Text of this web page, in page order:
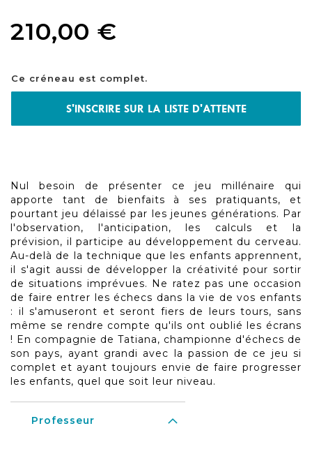
210,00 €
Ce créneau est complet.
S'INSCRIRE SUR LA LISTE D'ATTENTE
Nul besoin de présenter ce jeu millénaire qui
apporte tant de bienfaits à ses pratiquants, et
pourtant jeu délaissé par les jeunes générations. Par
l'observation, l'anticipation, les calculs et la
prévision, il participe au développement du cerveau.
Au-delà de la technique que les enfants apprennent,
il s'agit aussi de développer la créativité pour sortir
de situations imprévues. Ne ratez pas une occasion
de faire entrer les échecs dans la vie de vos enfants
: il s'amuseront et seront fiers de leurs tours, sans
même se rendre compte qu'ils ont oublié les écrans
! En compagnie de Tatiana, championne d'échecs de
son pays, ayant grandi avec la passion de ce jeu si
complet et ayant toujours envie de faire progresser
les enfants, quel que soit leur niveau.
Professeur